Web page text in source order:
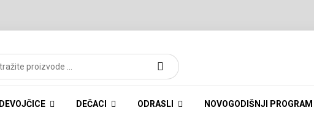
DEVOJČICE DEČACI ODRASLI NOVOGODIŠNJI PROGRAM